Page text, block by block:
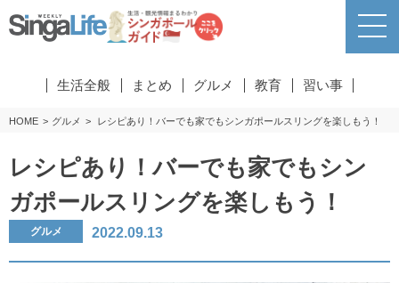
生活全般 まとめ グルメ 教育 習い事
HOME グルメ レシピあり！バーでも家でもシンガポールスリングを楽しもう！
レシピあり！バーでも家でもシン
ガポールスリングを楽しもう！
グルメ 2022.09.13